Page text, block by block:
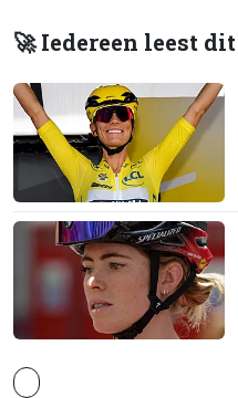
🚀 Iedereen leest